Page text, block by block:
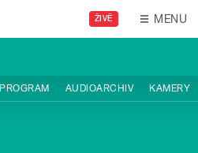
ŽIVĚ MENU
PROGRAM AUDIOARCHIV KAMERY